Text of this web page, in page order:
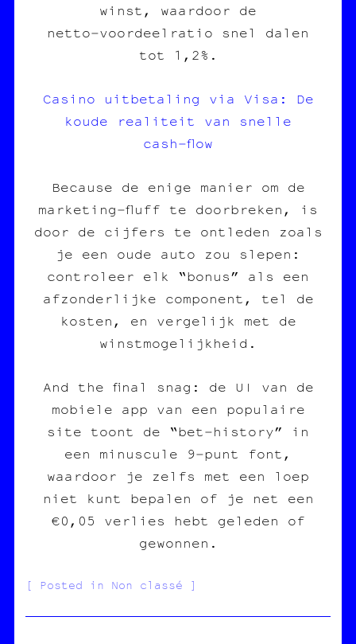
winst, waardoor de
netto‑voordeelratio snel dalen
tot 1,2%.
Casino uitbetaling via Visa: De
koude realiteit van snelle
cash‑flow
Because de enige manier om de
marketing‑fluff te doorbreken, is
door de cijfers te ontleden zoals
je een oude auto zou slepen:
controleer elk “bonus” als een
afzonderlijke component, tel de
kosten, en vergelijk met de
winstmogelijkheid.
And the final snag: de UI van de
mobiele app van een populaire
site toont de “bet‑history” in
een minuscule 9‑punt font,
waardoor je zelfs met een loep
niet kunt bepalen of je net een
€0,05 verlies hebt geleden of
gewonnen.
Posted in Non classé